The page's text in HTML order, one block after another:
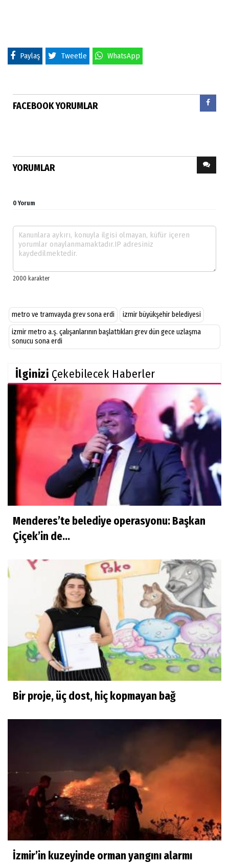
Paylaş Tweetle WhatsApp
FACEBOOK YORUMLAR
YORUMLAR
0 Yorum
metro ve tramvayda grev sona erdi
izmir büyükşehir belediyesi
izmir metro a.ş. çalışanlarının başlattıkları grev dün gece uzlaşma
sonucu sona erdi
İlginizi Çekebilecek Haberler
Menderes’te belediye operasyonu: Başkan
Çiçek’in de...
Bir proje, üç dost, hiç kopmayan bağ
İzmir’in kuzeyinde orman yangını alarmı